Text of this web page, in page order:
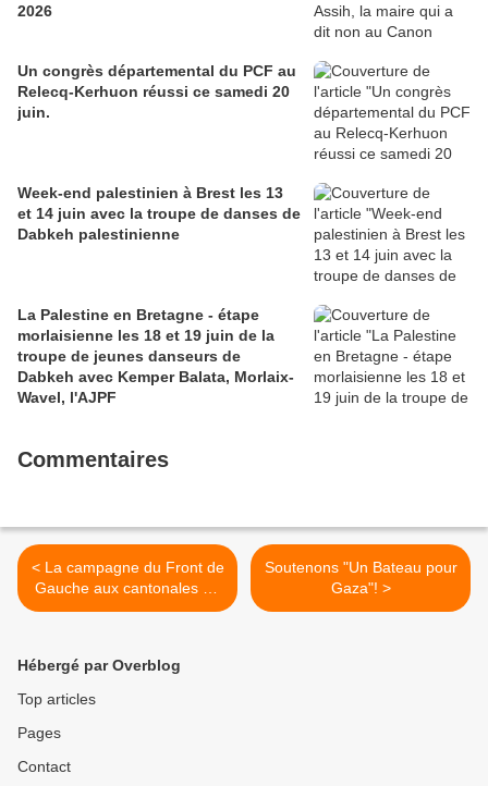
2026
Un congrès départemental du PCF au
Relecq-Kerhuon réussi ce samedi 20
juin.
Week-end palestinien à Brest les 13
et 14 juin avec la troupe de danses de
Dabkeh palestinienne
La Palestine en Bretagne - étape
morlaisienne les 18 et 19 juin de la
troupe de jeunes danseurs de
Dabkeh avec Kemper Balata, Morlaix-
Wavel, l'AJPF
Commentaires
< La campagne du Front de
Gauche aux cantonales de
Saint Pol de Léon
Soutenons "Un Bateau pour
Gaza"! >
Hébergé par Overblog
Top articles
Pages
Contact